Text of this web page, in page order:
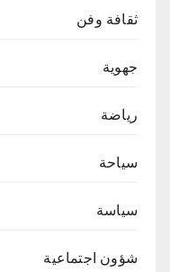
ثقافة وفن
جهوية
رياضة
سياحة
سياسة
شؤون اجتماعية